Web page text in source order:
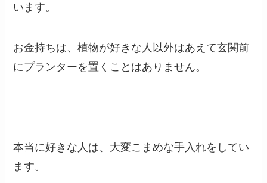
います。
お金持ちは、植物が好きな人以外はあえて玄関前
にプランターを置くことはありません。
本当に好きな人は、大変こまめな手入れをしてい
ます。